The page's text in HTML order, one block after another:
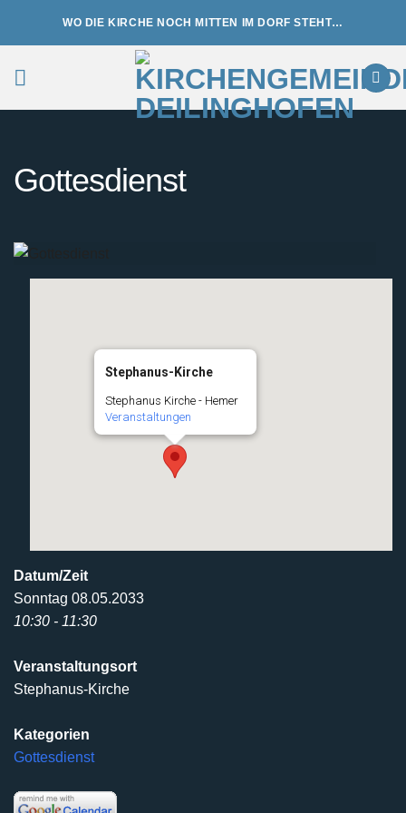
WO DIE KIRCHE NOCH MITTEN IM DORF STEHT…
Gottesdienst
Stephanus-Kirche
Stephanus Kirche - Hemer
Veranstaltungen
Datum/Zeit
Sonntag 08.05.2033
10:30 - 11:30
Veranstaltungsort
Stephanus-Kirche
Kategorien
Gottesdienst